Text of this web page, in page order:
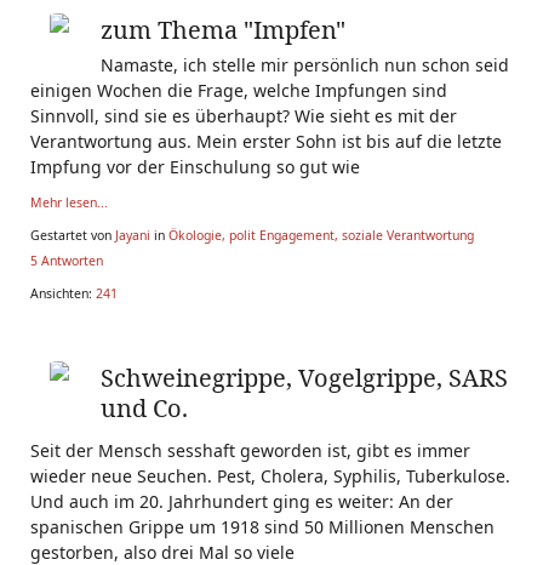
zum Thema "Impfen"
Namaste, ich stelle mir persönlich nun schon seid
einigen Wochen die Frage, welche Impfungen sind
Sinnvoll, sind sie es überhaupt? Wie sieht es mit der
Verantwortung aus. Mein erster Sohn ist bis auf die letzte
Impfung vor der Einschulung so gut wie
Mehr lesen...
Gestartet von Jayani in Ökologie, polit Engagement, soziale Verantwortung
5 Antworten
Ansichten: 241
Schweinegrippe, Vogelgrippe, SARS
und Co.
Seit der Mensch sesshaft geworden ist, gibt es immer
wieder neue Seuchen. Pest, Cholera, Syphilis, Tuberkulose.
Und auch im 20. Jahrhundert ging es weiter: An der
spanischen Grippe um 1918 sind 50 Millionen Menschen
gestorben, also drei Mal so viele